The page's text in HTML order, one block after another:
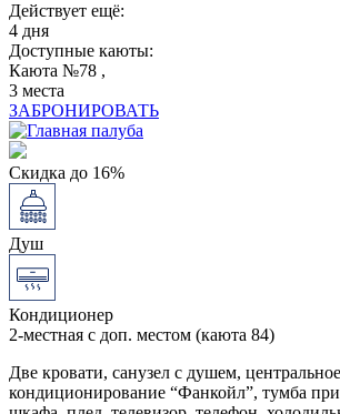
Действует ещё:
4 дня
Доступные каюты:
Каюта №78 ,
3 места
ЗАБРОНИРОВАТЬ
Скидка до 16%
Душ
Кондиционер
2-местная с доп. местом (каюта 84)
Две кровати, санузел с душем, центральное
кондиционирование “Фанкойл”, тумба